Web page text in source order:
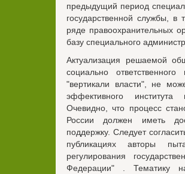
предыдущий период
государственной службы,
ряде правоохранительных
базу специального
Актуализация решаемой
социально
"вертикали власти", не
эффективного института
Очевидно, что процесс
России должен иметь
поддержку. Следует
публикациях авторы
регулирования
Федерации" . Тематику